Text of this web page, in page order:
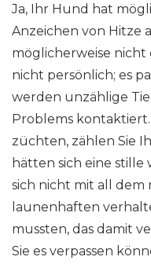
Ja, Ihr Hund hat
Anzeichen von Hitze
möglicherweise nicht
nicht persönlich; es
werden unzählige
Problems
züchten, zählen Sie
hätten sich eine stille
sich nicht mit all
launenhaften
mussten, das damit
Sie es verpassen